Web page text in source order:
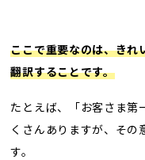
ここで重要なのは、きれ
翻訳することです。
たとえば、「お客さま第
くさんありますが、その
す。